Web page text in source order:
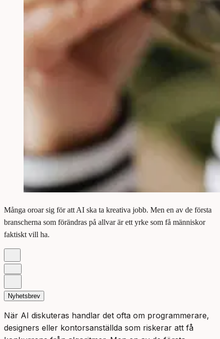
Många oroar sig för att AI ska ta kreativa jobb. Men en av de första
branscherna som förändras på allvar är ett yrke som få människor
faktiskt vill ha.
Nyhetsbrev
När AI diskuteras handlar det ofta om programmerare,
designers eller kontorsanställda som riskerar att få